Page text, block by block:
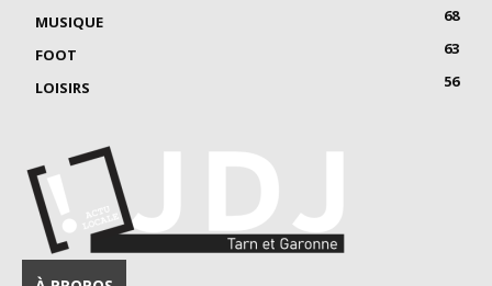
MUSIQUE
68
FOOT
63
LOISIRS
56